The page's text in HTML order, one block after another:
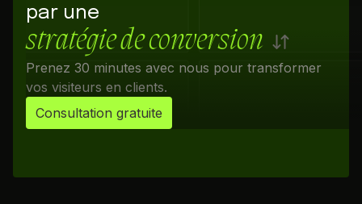
par une
stratégie de conversion
Prenez 30 minutes avec nous pour transformer
vos visiteurs en clients.
Consultation gratuite